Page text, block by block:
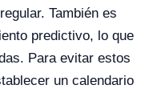
También es
predictivo, lo que
Para evitar estos
un calendario